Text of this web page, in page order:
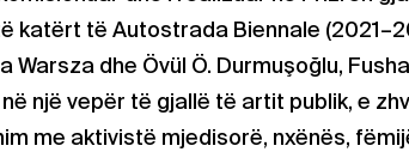
katërt të Autostrada Biennale
Warsza dhe Övül Ö. Durmuşoğlu,
një vepër të gjallë të artit publik, e
me aktivistë mjedisorë, nxënës,